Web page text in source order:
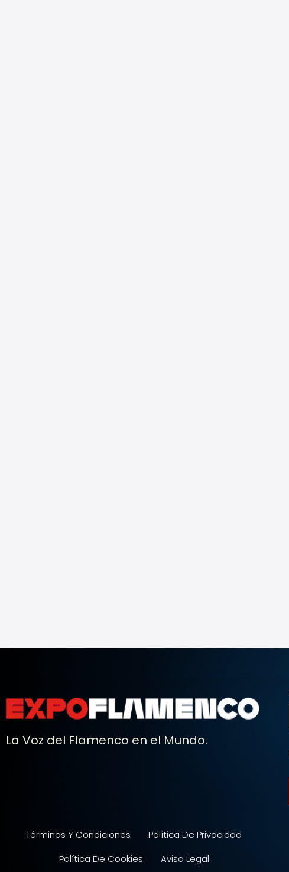
La Voz del Flamenco en el Mundo.
Términos Y Condiciones
Política De Privacidad
Política De Cookies
Aviso Legal